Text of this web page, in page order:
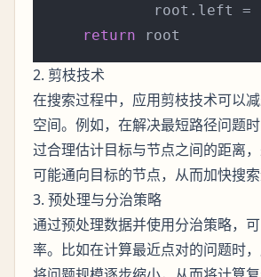
root.left =
return
2. 剪枝技术
在搜索过程中，应用剪枝技术可以
空间。例如，在解决最短路径问题时
过合理估计目标与节点之间的距离
可能通向目标的节点，从而加快搜索
3. 预处理与分治策略
通过预处理数据并使用分治策略，
率。比如在计算最近点对的问题时